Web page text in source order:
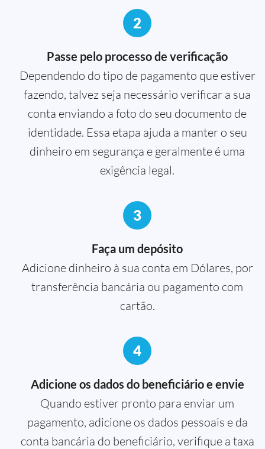
2
Passe pelo processo de verificação
Dependendo do tipo de pagamento que estiver
fazendo, talvez seja necessário verificar a sua
conta enviando a foto do seu documento de
identidade. Essa etapa ajuda a manter o seu
dinheiro em segurança e geralmente é uma
exigência legal.
3
Faça um depósito
Adicione dinheiro à sua conta em Dólares, por
transferência bancária ou pagamento com
cartão.
4
Adicione os dados do beneficiário e envie
Quando estiver pronto para enviar um
pagamento, adicione os dados pessoais e da
conta bancária do beneficiário, verifique a taxa